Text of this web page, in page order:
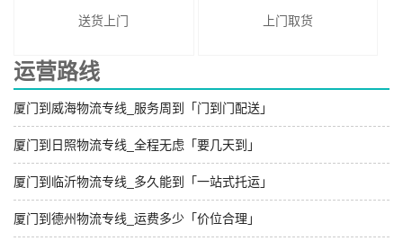
送货上门 上门取货
运营路线
厦门到威海物流专线_服务周到「门到门配送」
厦门到日照物流专线_全程无虑「要几天到」
厦门到临沂物流专线_多久能到「一站式托运」
厦门到德州物流专线_运费多少「价位合理」